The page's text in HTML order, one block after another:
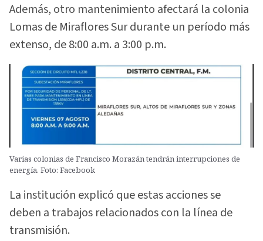
Además, otro mantenimiento afectará la colonia
Lomas de Miraflores Sur durante un período más
extenso, de 8:00 a.m. a 3:00 p.m.
Varias colonias de Francisco Morazán tendrán interrupciones de
energía. Foto: Facebook
La institución explicó que estas acciones se
deben a trabajos relacionados con la línea de
transmisión.